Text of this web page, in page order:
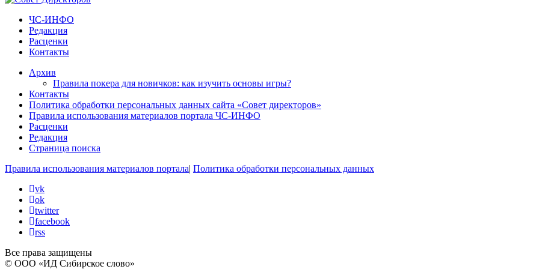
ЧС-ИНФО
Редакция
Расценки
Контакты
Архив
Правила покера для новичков: как изучить основы игры?
Контакты
Политика обработки персональных данных сайта «Совет директоров»
Правила использования материалов портала ЧС-ИНФО
Расценки
Редакция
Страница поиска
Правила использования материалов портала| Политика обработки персональных данных
vk
ok
twitter
facebook
rss
Все права защищены
© ООО «ИД Сибирское слово»